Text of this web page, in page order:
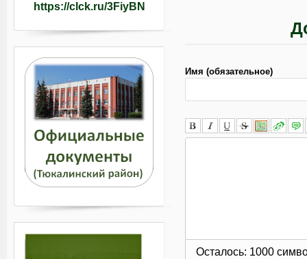
Имя (обязательное)
Осталось: 1000
https://clck.ru/3FiyBN